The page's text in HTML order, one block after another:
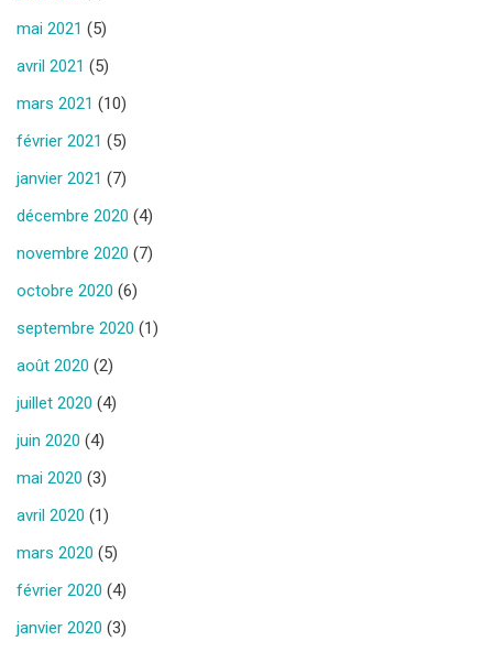
mai 2021 (5)
avril 2021 (5)
mars 2021 (10)
février 2021 (5)
janvier 2021 (7)
décembre 2020 (4)
novembre 2020 (7)
octobre 2020 (6)
septembre 2020 (1)
août 2020 (2)
juillet 2020 (4)
juin 2020 (4)
mai 2020 (3)
avril 2020 (1)
mars 2020 (5)
février 2020 (4)
janvier 2020 (3)